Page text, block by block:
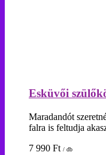
Esküvői
Maradandót
falra is feltudja
7 990 Ft / db